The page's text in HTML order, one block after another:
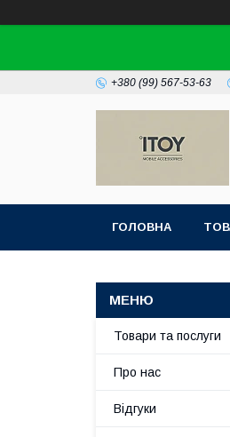
+380 (99) 567-53-63
ГОЛОВНА
Товари та послуги
Про нас
Відгуки